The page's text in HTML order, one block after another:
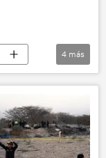
4 más